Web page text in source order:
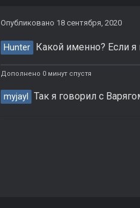
Опубликовано 18 сентября, 2020
Hunter Какой именно? Если
Дополнено 0 минут спустя
myjayl Так я говорил с